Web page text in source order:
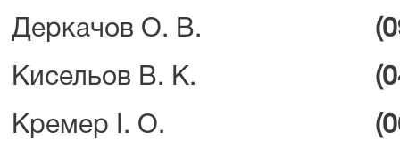
Деркачов О. В.
Кисельов В. К.
Кремер І. О.